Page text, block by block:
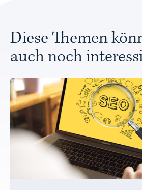
Diese Themen
auch noch